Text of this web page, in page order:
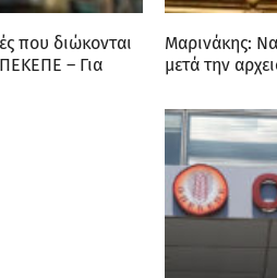
που διώκονται
– Για
Μαρινάκης:
μετά την